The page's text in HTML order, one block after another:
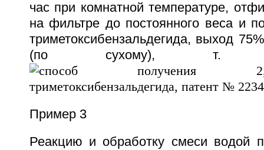
час при комнатной температуре,
на фильтре до постоянного веса и
триметоксибензальдегида, выход
(по сухому), т.
Пример 3
Реакцию и обработку смеси водой